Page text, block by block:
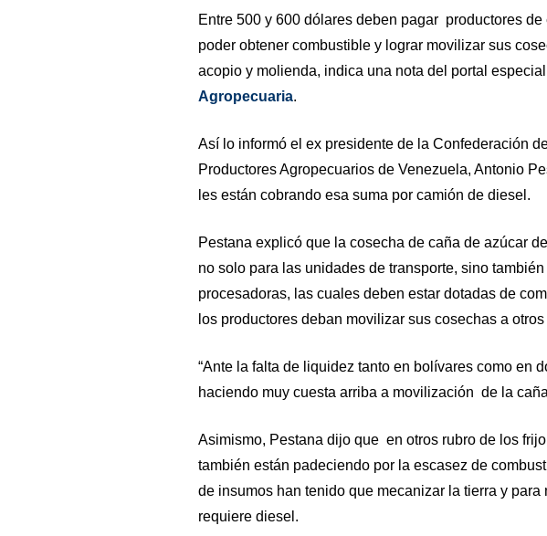
Entre 500 y 600 dólares deben pagar productores de
poder obtener combustible y lograr movilizar sus
acopio y molienda, indica una nota del portal
Agropecuaria.
Así lo informó el ex presidente de la Confederación
Productores Agropecuarios de Venezuela, Antonio
les están cobrando esa suma por camión de diesel.
Pestana explicó que la cosecha de caña de azúcar
no solo para las unidades de transporte, sino
procesadoras, las cuales deben estar dotadas de
los productores deban movilizar sus cosechas a
“Ante la falta de liquidez tanto en bolívares como en
haciendo muy cuesta arriba a movilización de la
Asimismo, Pestana dijo que en otros rubro de los
también están padeciendo por la escasez de
de insumos han tenido que mecanizar la tierra y
requiere diesel.